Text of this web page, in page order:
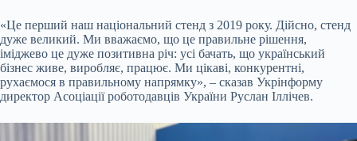
«Це перший наш національний стенд з 2019 року. Дійсно, стенд
дуже великий. Ми вважаємо, що це правильне рішення,
іміджево це дуже позитивна річ: усі бачать, що український
бізнес живе, виробляє, працює. Ми цікаві, конкурентні,
рухаємося в правильному напрямку», – сказав Укрінформу
директор Асоціації роботодавців України Руслан Іллічев.